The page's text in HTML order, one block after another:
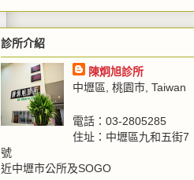
診所介紹
陳炯旭診所
中壢區, 桃園市, Taiwan
電話：03-2805285
住址：中壢區九和五街7
號
近中壢市公所及SOGO